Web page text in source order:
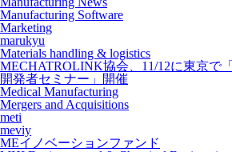
Manufacturing Software
Marketing
marukyu
Materials handling & logistics
MECHATROLINK協会、11/12に東京で
開発者セミナー」開催
Medical Manufacturing
Mergers and Acquisitions
meti
meviy
MEイノベーションファンド